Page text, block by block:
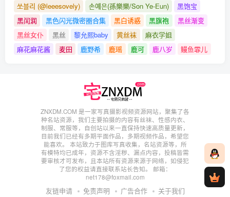
[ROSI写真]口罩系列 2025.11.05 NO.3433 [92P227MB]
[ROSI写真]口罩系列 2025.11.04 NO.3432 [60P156MB]
[ROSI写真]口罩系列 2025.11.03 NO.3431 [94P270MB]
[ROSI写真]口罩系列 2025.11.01 NO.3429 [49P131MB]
[ROSI写真]口罩系列 2025.10.31 NO.3428 [72P183MB]
[ROSI写真]口罩系列 2025.10.30 NO.3427 [114P285MB]
[ROSI写真]口罩系列 2025.10.29 NO.3426 [111P305MB]
[ROSI写真]口罩系列 2025.10.28 NO.3425 [143P341MB]
[ROSI写真]口罩系列 2025.10.27 NO.3424 [88P223MB]
[ROSI写真]口罩系列 2025.10.26 NO.3423 [83P238MB]
[ROSI写真]口罩系列 2025.10.25 NO.3422 [71P215MB]
쏘블리 (@leeesovely) 손예은(孫樂樂/Son Ye-Eun)
黑饱宝
黑闰润
黑色闪光微密圈合集 黑白诱惑 黑旗袍
黑丝渐变
黑丝女仆
黑丝 黎允熙baby 黄丝袜
麻衣学姐
麻花麻花酱
麦田 鹿野希 鹿瑶 鹿可 鹿八岁 鳗鱼霏儿
ZNXDM.COM 是一家写真摄影视频资源网站，聚集了各
种名站资源，我们主要拍摄的内容有丝袜、性感内衣、
制服、常服等，自创站以来一直保持快速高质量更新，
目前我们已经有多期平面作品，多期视频作品，希望您
能喜欢。 本站致力于图库写真收集，名站资源等，所
有模特均已成年，资源不含淫秽、漏点内容，投稿皆需
要审核才可发布，且本站所有资源来源于网络，如侵犯
了您的权益请直接联系站长告知。 邮箱：
net178@foxmail.com
友链申请 免责声明 广告合作 关于我们